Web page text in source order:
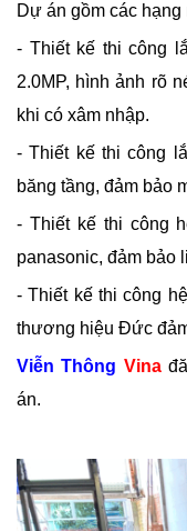
Dự án gồm các hạng
- Thiết kế thi công
2.0MP, hình ảnh rõ
khi có xâm nhập.
- Thiết kế thi công
băng tầng, đảm bảo
- Thiết kế thi công
panasonic, đảm bảo
- Thiết kế thi công
thương hiệu Đức
Viễn Thông Vina
án.